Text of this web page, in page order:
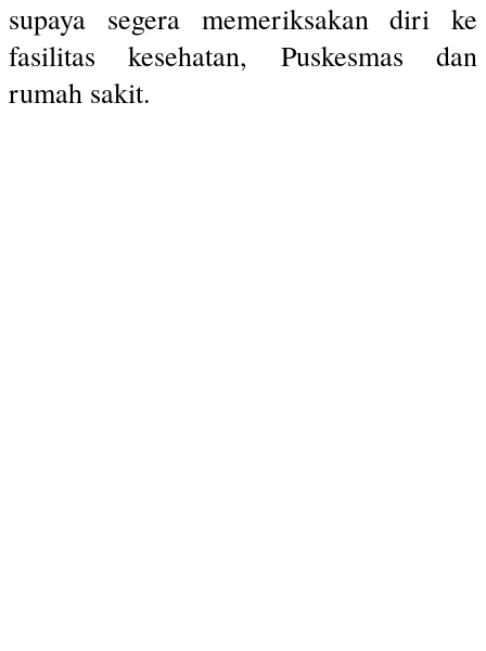
supaya segera memeriksakan diri ke
fasilitas kesehatan, Puskesmas dan
rumah sakit.